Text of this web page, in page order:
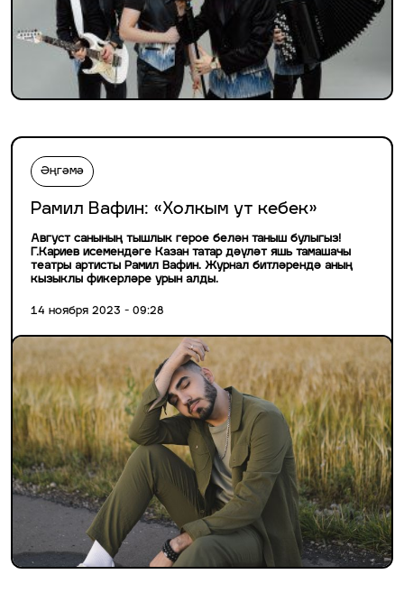
Әңгәмә
Рамил Вафин: «Холкым ут кебек»
Август санының тышлык герое белән таныш булыгыз!
Г.Кариев исемендәге Казан татар дәүләт яшь тамашачы
театры артисты Рамил Вафин. Журнал битләрендә аның
кызыклы фикерләре урын алды.
14 ноября 2023 - 09:28